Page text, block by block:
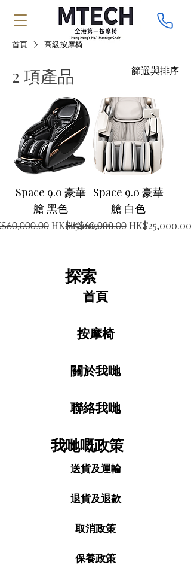
首頁 高級按摩椅
2 項產品 篩選與排序
Space 9.0 豪華
艙 黑色
價格 促銷價格
HK$25,000.00
Space 9.0 豪華
艙 白色
一般價格
HK$60,000.00 促銷價格
HK$25,000.00
探索
首頁
按摩椅
關於我哋
聯絡我哋
我哋嘅政策
送貨及運輸
退貨及退款
取消政策
保養政策